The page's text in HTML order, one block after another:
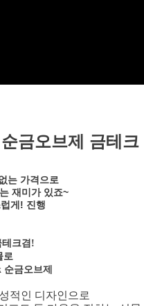
금오브제 금테크
는 가격으로
재미가 있죠~
게! 진행
테크겸!
로
순금오브제
적인 디자인으로